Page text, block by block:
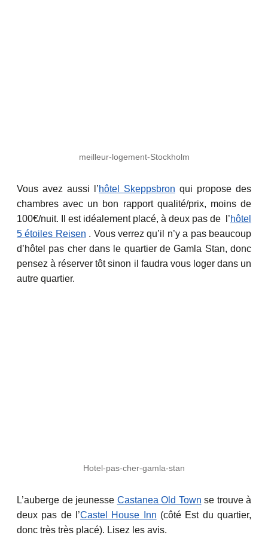
meilleur-logement-Stockholm
Vous avez aussi l’hôtel Skeppsbron qui propose des
chambres avec un bon rapport qualité/prix, moins de
100€/nuit. Il est idéalement placé, à deux pas de l’hôtel
5 étoiles Reisen . Vous verrez qu’il n’y a pas beaucoup
d’hôtel pas cher dans le quartier de Gamla Stan, donc
pensez à réserver tôt sinon il faudra vous loger dans un
autre quartier.
Hotel-pas-cher-gamla-stan
L’auberge de jeunesse Castanea Old Town se trouve à
deux pas de l’Castel House Inn (côté Est du quartier,
donc très très placé). Lisez les avis.